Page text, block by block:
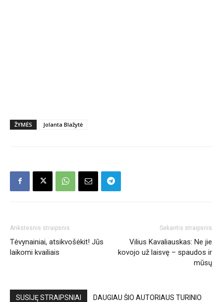
ŽYMĖS Jolanta Blažytė
Ankstesnis straipsnis
Tėvynainiai, atsikvošėkit! Jūs
laikomi kvailiais
Sekantis straipsnis
Vilius Kavaliauskas: Ne jie
kovojo už laisvę – spaudos ir
mūsų
SUSIJĘ STRAIPSNIAI DAUGIAU ŠIO AUTORIAUS TURINIO